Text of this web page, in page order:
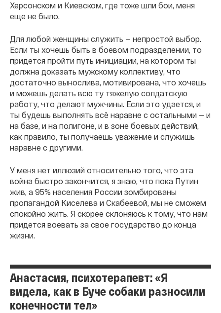
Херсонском и Киевском, где тоже шли бои, меня
еще не было.
Для любой женщины служить — непростой выбор.
Если ты хочешь быть в боевом подразделении, то
придется пройти путь инициации, на котором ты
должна доказать мужскому коллективу, что
достаточно вынослива, мотивирована, что хочешь
и можешь делать всю ту тяжелую солдатскую
работу, что делают мужчины. Если это удается, и
ты будешь выполнять всё наравне с остальными — и
на базе, и на полигоне, и в зоне боевых действий,
как правило, ты получаешь уважение и служишь
наравне с другими.
У меня нет иллюзий относительно того, что эта
война быстро закончится, я знаю, что пока Путин
жив, а 95% населения России зомбированы
пропагандой Киселева и Скабеевой, мы не сможем
спокойно жить. Я скорее склоняюсь к тому, что нам
придется воевать за свое государство до конца
жизни.
Анастасия, психотерапевт: «Я
видела, как в Буче собаки разносили
конечности тел»